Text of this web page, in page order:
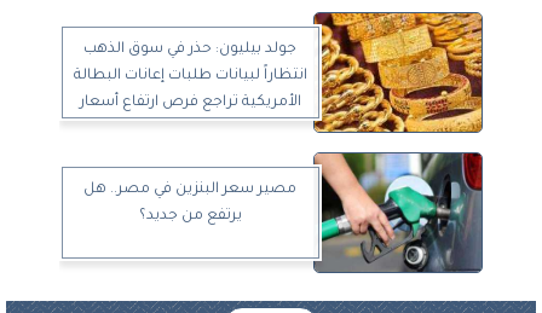
جولد بيليون: حذر في سوق الذهب
انتظاراً لبيانات طلبات إعانات البطالة
الأمريكية تراجع فرص ارتفاع أسعار
مصير سعر البنزين في مصر.. هل
يرتفع من جديد؟